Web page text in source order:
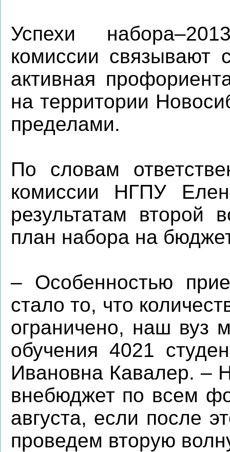
Успехи
комиссии
активная
на территории
пределами.
По словам
комиссии НГПУ
результатам второй
план набора на
– Особенностью
стало то, что
ограничено, наш вуз
обучения 4021
Ивановна Кавалер. –
внебюджет по всем
августа, если после
проведем вторую